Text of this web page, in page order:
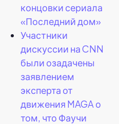
концовки сериала
«Последний дом»
Участники
дискуссии на CNN
были озадачены
заявлением
эксперта от
движения MAGA о
том, что Фаучи